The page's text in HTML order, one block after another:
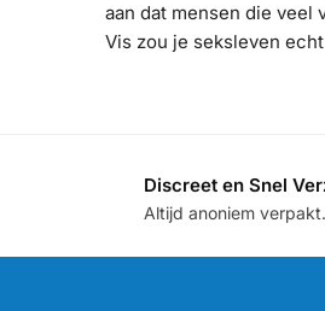
aan dat mensen die veel
Vis zou je seksleven
Discreet en Snel
Altijd anoniem verpakt.